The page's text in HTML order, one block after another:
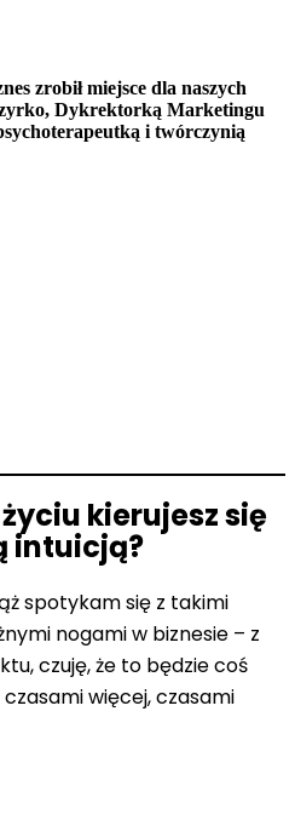
zrobił miejsce dla naszych
Dykrektorką Marketingu
i twórczynią
kierujesz się
intuicją?
spotykam się z takimi
nogami w biznesie – z
czuję, że to będzie coś
więcej, czasami